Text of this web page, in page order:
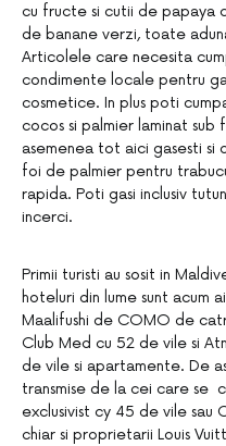
cu fructe si cutii de papaya
de banane verzi, toate
Articolele care necesita
condimente locale pentru
cosmetice. In plus poti
cocos si palmier laminat
asemenea tot aici gasesti
foi de palmier pentru
rapida. Poti gasi inclusiv
incerci.
Primii turisti au sosit in
hoteluri din lume sunt acum
Maalifushi de COMO de
Club Med cu 52 de vile si
de vile si apartamente. De
transmise de la cei care se
exclusivist cy 45 de vile sau
chiar si proprietarii Louis